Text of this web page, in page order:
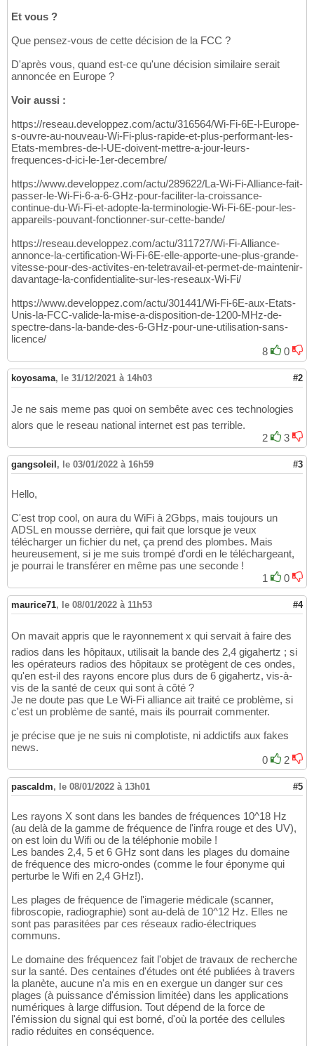
Et vous ?
Que pensez-vous de cette décision de la FCC ?
D'après vous, quand est-ce qu'une décision similaire serait
annoncée en Europe ?
Voir aussi :
https://reseau.developpez.com/actu/316564/Wi-Fi-6E-l-Europe-
s-ouvre-au-nouveau-Wi-Fi-plus-rapide-et-plus-performant-les-
Etats-membres-de-l-UE-doivent-mettre-a-jour-leurs-
frequences-d-ici-le-1er-decembre/
https://www.developpez.com/actu/289622/La-Wi-Fi-Alliance-fait-
passer-le-Wi-Fi-6-a-6-GHz-pour-faciliter-la-croissance-
continue-du-Wi-Fi-et-adopte-la-terminologie-Wi-Fi-6E-pour-les-
appareils-pouvant-fonctionner-sur-cette-bande/
https://reseau.developpez.com/actu/311727/Wi-Fi-Alliance-
annonce-la-certification-Wi-Fi-6E-elle-apporte-une-plus-grande-
vitesse-pour-des-activites-en-teletravail-et-permet-de-maintenir-
davantage-la-confidentialite-sur-les-reseaux-Wi-Fi/
https://www.developpez.com/actu/301441/Wi-Fi-6E-aux-Etats-
Unis-la-FCC-valide-la-mise-a-disposition-de-1200-MHz-de-
spectre-dans-la-bande-des-6-GHz-pour-une-utilisation-sans-
licence/
8
0
koyosama, le 31/12/2021 à 14h03 #2
Je ne sais meme pas quoi on sembête avec ces technologies
alors que le reseau national internet est pas terrible.
2
3
gangsoleil , le 03/01/2022 à 16h59 #3
Hello,
C'est trop cool, on aura du WiFi à 2Gbps, mais toujours un
ADSL en mousse derrière, qui fait que lorsque je veux
télécharger un fichier du net, ça prend des plombes. Mais
heureusement, si je me suis trompé d'ordi en le téléchargeant,
je pourrai le transférer en même pas une seconde !
1
0
maurice71, le 08/01/2022 à 11h53 #4
On mavait appris que le rayonnement x qui servait à faire des
radios dans les hôpitaux, utilisait la bande des 2,4 gigahertz ; si
les opérateurs radios des hôpitaux se protègent de ces ondes,
qu'en est-il des rayons encore plus durs de 6 gigahertz, vis-à-
vis de la santé de ceux qui sont à côté ?
Je ne doute pas que Le Wi-Fi alliance ait traité ce problème, si
c'est un problème de santé, mais ils pourrait commenter.
je précise que je ne suis ni complotiste, ni addictifs aux fakes
news.
0
2
pascaldm, le 08/01/2022 à 13h01 #5
Les rayons X sont dans les bandes de fréquences 10^18 Hz
(au delà de la gamme de fréquence de l'infra rouge et des UV),
on est loin du Wifi ou de la téléphonie mobile !
Les bandes 2,4, 5 et 6 GHz sont dans les plages du domaine
de fréquence des micro-ondes (comme le four éponyme qui
perturbe le Wifi en 2,4 GHz!).
Les plages de fréquence de l'imagerie médicale (scanner,
fibroscopie, radiographie) sont au-delà de 10^12 Hz. Elles ne
sont pas parasitées par ces réseaux radio-électriques
communs.
Le domaine des fréquencez fait l'objet de travaux de recherche
sur la santé. Des centaines d'études ont été publiées à travers
la planète, aucune n'a mis en en exergue un danger sur ces
plages (à puissance d'émission limitée) dans les applications
numériques à large diffusion. Tout dépend de la force de
l'émission du signal qui est borné, d'où la portée des cellules
radio réduites en conséquence.